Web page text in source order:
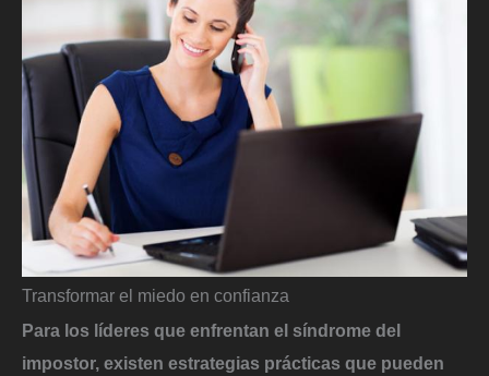
Transformar el miedo en confianza
Para los líderes que enfrentan el síndrome del
impostor, existen estrategias prácticas que pueden